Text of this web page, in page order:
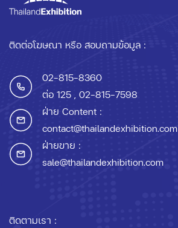
ติดต่อโฆษณา หรือ สอบถามข้อมูล :
02-815-8360
ต่อ 125 , 02-815-7598
ฝ่าย Content :
contact@thailandexhibition.com
ฝ่ายขาย :
sale@thailandexhibition.com
ติดตามเรา :